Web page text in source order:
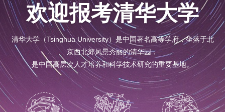
欢迎报考清华大学
清华大学（Tsinghua University）是中国著名高等学府，坐落于北
京西北郊风景秀丽的清华园，
是中国高层次人才培养和科学技术研究的重要基地。